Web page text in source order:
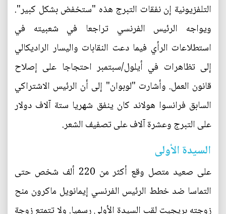
التلفزيونية إن نفقات التبرج هذه "ستخفض بشكل كبير".
ويواجه الرئيس الفرنسي تراجعا في شعبيته في
استطلاعات الرأي فيما دعت النقابات واليسار الراديكالي
إلى تظاهرات في أيلول/سبتمبر احتجاجا على إصلاح
قانون العمل. وأشارت "لوبوان" إلى أن الرئيس الاشتراكي
السابق فرانسوا هولاند كان ينفق شهريا ستة آلاف دولار
على التبرج وعشرة آلاف على تصفيف الشعر.
السيدة الأولى
على صعيد متصل وقع أكثر من 220 ألف شخص حتى
التماسا ضد خطط الرئيس الفرنسي إيمانويل ماكرون منح